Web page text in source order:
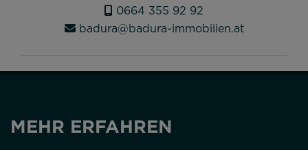
0664 355 92 92
badura@badura-immobilien.at
MEHR ERFAHREN